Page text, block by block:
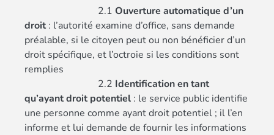
2.1 Ouverture automatique d’un
droit: l’autorité examine d’office, sans demande
préalable, si le citoyen peut ou non bénéficier d’un
droit spécifique, et l’octroie si les conditions sont
remplies
2.2 Identification en tant
qu’ayant droit potentiel : le service public identifie
une personne comme ayant droit potentiel ; il l’en
informe et lui demande de fournir les informations